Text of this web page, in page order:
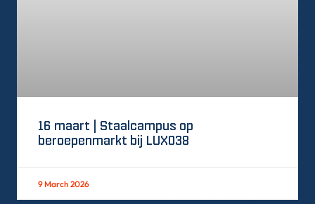
16 maart | Staalcampus op
beroepenmarkt bij LUX038
9 March 2026